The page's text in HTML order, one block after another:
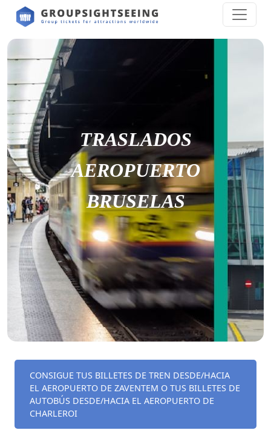
TRASLADOS
AEROPUERTO
BRUSELAS
CONSIGUE TUS BILLETES DE TREN DESDE/HACIA
EL AEROPUERTO DE ZAVENTEM O TUS BILLETES DE
AUTOBÚS DESDE/HACIA EL AEROPUERTO DE
CHARLEROI